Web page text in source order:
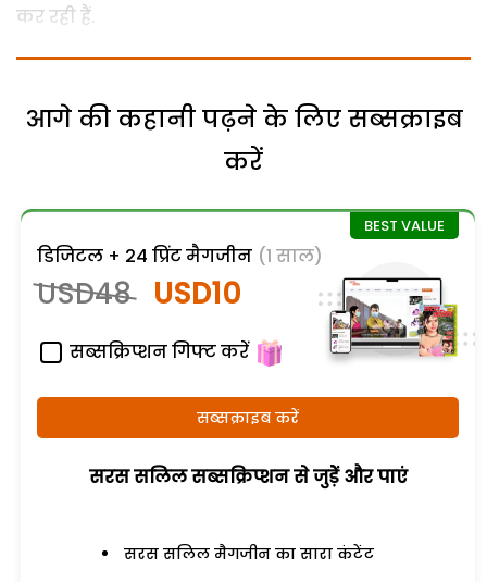
कर रही हैं.
आगे की कहानी पढ़ने के लिए सब्सक्राइब
करें
डिजिटल + 24 प्रिंट मैगजीन (1 साल)
USD48 USD10
सब्सक्रिप्शन गिफ्ट करें
सब्सक्राइब करें
सरस सलिल सब्सक्रिप्शन से जुड़ेें और पाएं
सरस सलिल मैगजीन का सारा कंटेंट